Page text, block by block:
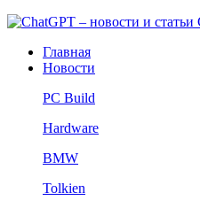
Главная
Новости
PC Build
Hardware
BMW
Tolkien